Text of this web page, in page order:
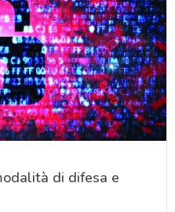
di difesa e